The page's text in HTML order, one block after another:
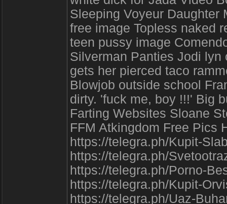
Sleeping Voyeur Daughter
free image Topless naked
teen pussy image
Silverman Panties Jodi lyn
gets her pierced taco
Blowjob outside school
dirty. 'fuck me, boy !!!' Big
Farting Websites Sloane
FFM Atkingdom Free Pics
https://telegra.ph/Kupit-
https://telegra.ph/
https://telegra.ph/Porno-
https://telegra.ph/Kupit-
https://telegra.ph/Uaz-